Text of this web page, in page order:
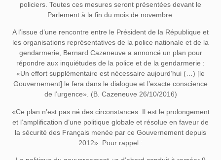
policiers. Toutes ces mesures seront présentées devant le
Parlement à la fin du mois de novembre.
A l’issue d’une rencontre entre le Président de la République et
les organisations représentatives de la police nationale et de la
gendarmerie, Bernard Cazeneuve a annoncé un plan pour
répondre aux inquiétudes de la police et de la gendarmerie :
«Un effort supplémentaire est nécessaire aujourd’hui (…) [le
Gouvernement] le fera dans le dialogue et l’exacte conscience
de l’urgence». (B. Cazeneuve 26/10/2016)
«Ce plan n’est pas né des circonstances. Il est le prolongement
et l’amplification d’une politique globale et résolue en faveur de
la sécurité des Français menée par ce Gouvernement depuis
2012». Pour rappel :